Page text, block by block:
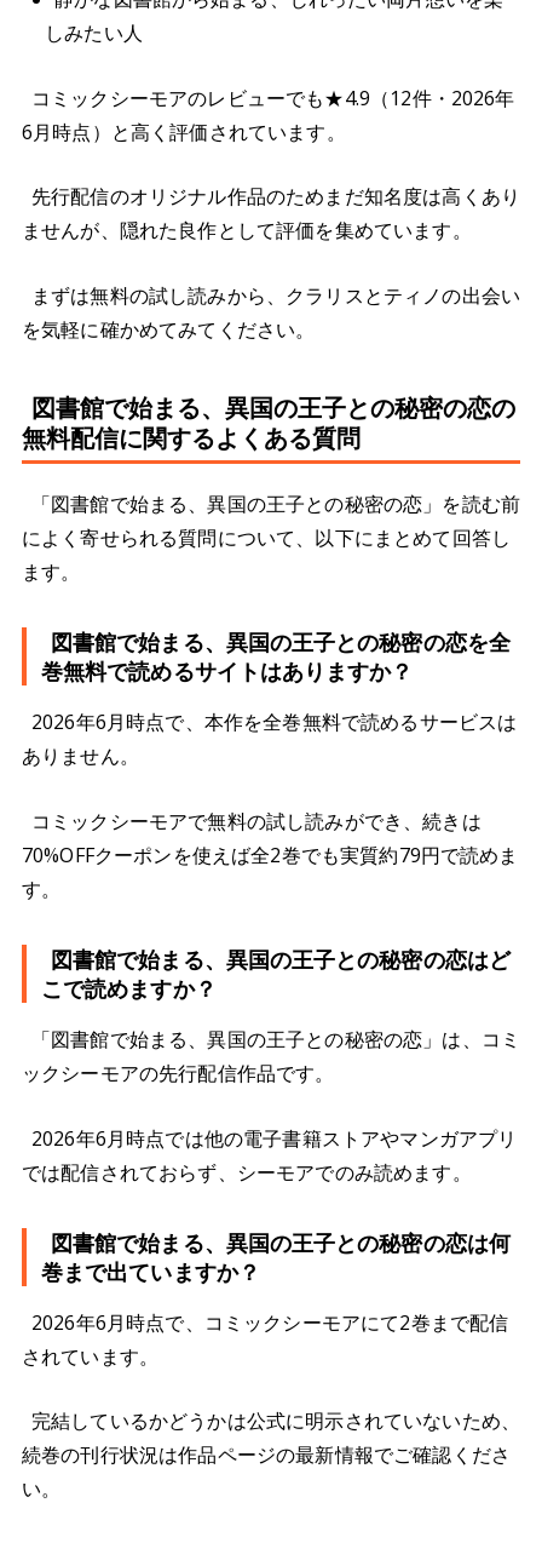
しみたい人
コミックシーモアのレビューでも★4.9（12件・2026年
6月時点）と高く評価されています。
先行配信のオリジナル作品のためまだ知名度は高くあり
ませんが、隠れた良作として評価を集めています。
まずは無料の試し読みから、クラリスとティノの出会い
を気軽に確かめてみてください。
図書館で始まる、異国の王子との秘密の恋の
無料配信に関するよくある質問
「図書館で始まる、異国の王子との秘密の恋」を読む前
によく寄せられる質問について、以下にまとめて回答し
ます。
図書館で始まる、異国の王子との秘密の恋を全
巻無料で読めるサイトはありますか？
2026年6月時点で、本作を全巻無料で読めるサービスは
ありません。
コミックシーモアで無料の試し読みができ、続きは
70%OFFクーポンを使えば全2巻でも実質約79円で読めま
す。
図書館で始まる、異国の王子との秘密の恋はど
こで読めますか？
「図書館で始まる、異国の王子との秘密の恋」は、コミ
ックシーモアの先行配信作品です。
2026年6月時点では他の電子書籍ストアやマンガアプリ
では配信されておらず、シーモアでのみ読めます。
図書館で始まる、異国の王子との秘密の恋は何
巻まで出ていますか？
2026年6月時点で、コミックシーモアにて2巻まで配信
されています。
完結しているかどうかは公式に明示されていないため、
続巻の刊行状況は作品ページの最新情報でご確認くださ
い。